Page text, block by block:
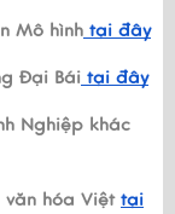
Mô hình tại đây
Đại Bái tại đây
Nghiệp khác
văn hóa Việt tại